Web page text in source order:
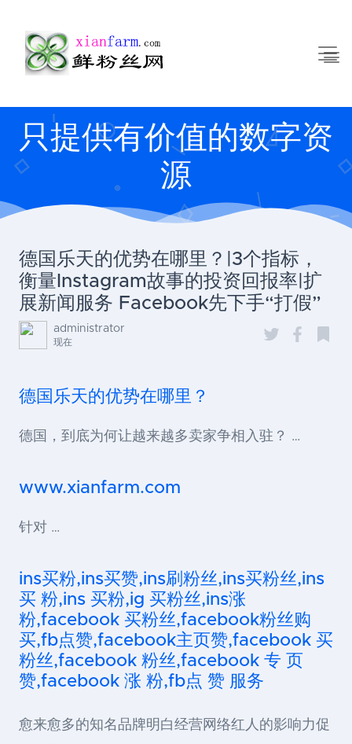
只提供有价值的数字资
源
德国乐天的优势在哪里？|3个指标，
衡量Instagram故事的投资回报率|扩
展新闻服务 Facebook先下手“打假”
administrator
现在
德国乐天的优势在哪里？
德国，到底为何让越来越多卖家争相入驻？ …
www.xianfarm.com
针对 …
ins买粉,ins买赞,ins刷粉丝,ins买粉丝,ins
买 粉,ins 买粉,ig 买粉丝,ins涨
粉,facebook 买粉丝,facebook粉丝购
买,fb点赞,facebook主页赞,facebook 买
粉丝,facebook 粉丝,facebook 专 页
赞,facebook 涨 粉,fb点 赞 服务
愈来愈多的知名品牌明白经营网络红人的影响力促